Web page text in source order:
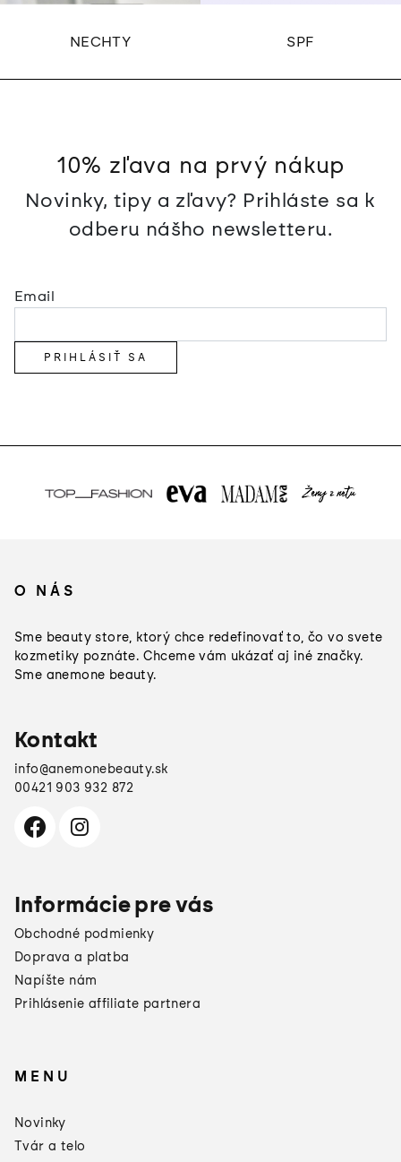
NECHTY SPF
10% zľava na prvý nákup
Novinky, tipy a zľavy? Prihláste sa k
odberu nášho newsletteru.
Email
PRIHLÁSIŤ SA
O NÁS
Sme beauty store, ktorý chce redefinovať to, čo vo svete
kozmetiky poznáte. Chceme vám ukázať aj iné značky.
Sme anemone beauty.
Kontakt
info@anemonebeauty.sk
00421 903 932 872
Informácie pre vás
Obchodné podmienky
Doprava a platba
Napíšte nám
Prihlásenie affiliate partnera
MENU
Novinky
Tvár a telo